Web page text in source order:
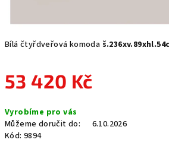
Bílá čtyřdveřová komoda
53 420 Kč
cena:
Vyrobíme pro vás
Můžeme doručit do:
6.10.2026
Kód: 9894